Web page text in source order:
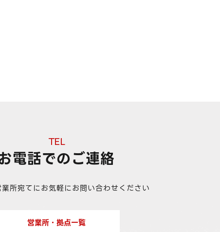
TEL
電話でのご連絡
所宛てにお気軽にお問い合わせください
営業所・拠点一覧